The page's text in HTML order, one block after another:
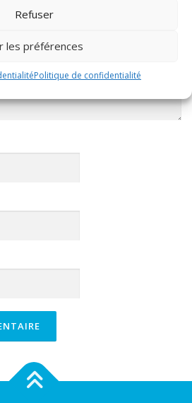
Refuser
les préférences
Politique de confidentialité